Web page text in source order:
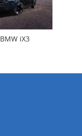
BMW iX3